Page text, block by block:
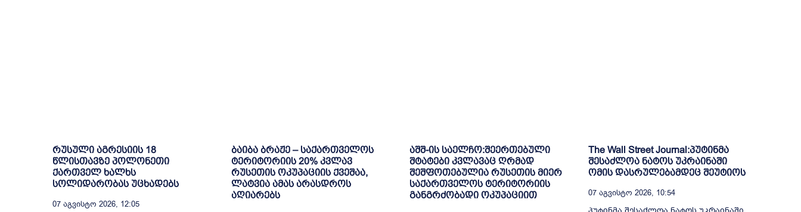
რუსული აგრესიის 18
წლისთავზე პოლონეთი
ქართველ ხალხს
სოლიდარობას უცხადებს
07 Აგვისტო 2026, 12:05
ბაიბა ბრაჟე – საქართველოს
ტერიტორიის 20% კვლავ
რუსეთის ოკუპაციის ქვეშაა,
ლატვია ამას არასდროს
აღიარებს
აშშ-ის საელჩო:შეერთებული
შტატები კვლავაც ღრმად
შეშფოთებულია რუსეთის მიერ
საქართველოს ტერიტორიის
განგრძობადი ოკუპაციით
The Wall Street Journal:პუტინმა
შესაძლოა ნატოს უკრაინაში
ომის დასრულებამდეც შეუტიოს
07 Აგვისტო 2026, 10:54